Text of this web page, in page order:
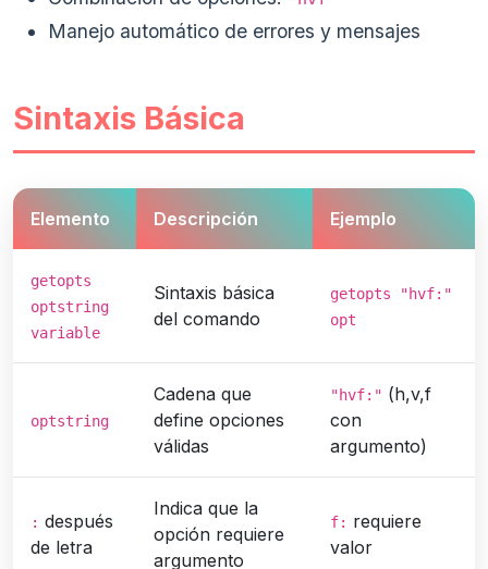
Manejo automático de errores y mensajes
Sintaxis Básica
Elemento Descripción Ejemplo
getopts
optstring
variable
Sintaxis básica
del comando
getopts "hvf:"
opt
optstring
Cadena que
define opciones
válidas
"hvf:" (h,v,f
con
argumento)
: después
de letra
Indica que la
opción requiere
argumento
f: requiere
valor